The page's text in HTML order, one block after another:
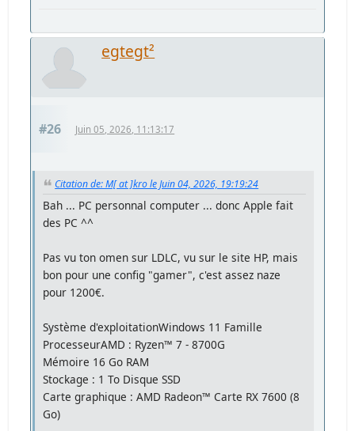
egtegt²
#26 Juin 05, 2026, 11:13:17
Citation de: M[ at ]kro le Juin 04, 2026, 19:19:24
Bah ... PC personnal computer ... donc Apple fait
des PC ^^
Pas vu ton omen sur LDLC, vu sur le site HP, mais
bon pour une config "gamer", c'est assez naze
pour 1200€.
Système d'exploitationWindows 11 Famille
ProcesseurAMD : Ryzen™ 7 - 8700G
Mémoire 16 Go RAM
Stockage : 1 To Disque SSD
Carte graphique : AMD Radeon™ Carte RX 7600 (8
Go)